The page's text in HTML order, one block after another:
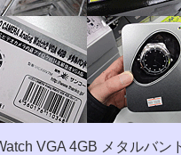
VGA 4GB メタルバン